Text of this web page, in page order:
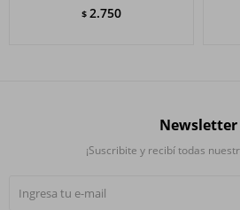
$ 2.750
Newsletter
¡Suscribite y recibí todas